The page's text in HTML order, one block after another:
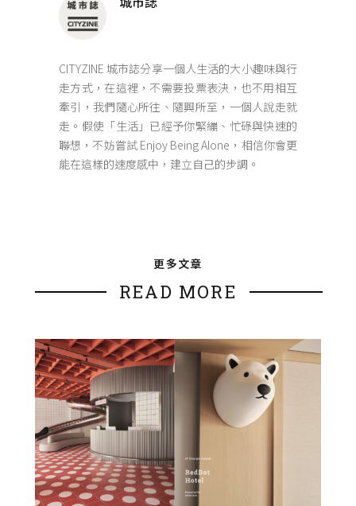
CITYZINE 城市誌分享一個人生活的大小趣味與行
走方式，在這裡，不需要投票表決，也不用相互
牽引，我們隨心所往、隨興所至，一個人說走就
走。假使「生活」已經予你緊繃、忙碌與快速的
聯想，不妨嘗試 Enjoy Being Alone，相信你會更
能在這樣的速度感中，建立自己的步調。
更多文章
READ MORE